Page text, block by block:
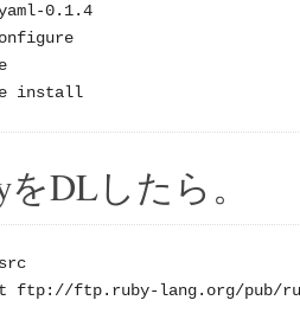
0.1.4
install
をDLしたら。
ftp://ftp.ruby-lang.org/pub/